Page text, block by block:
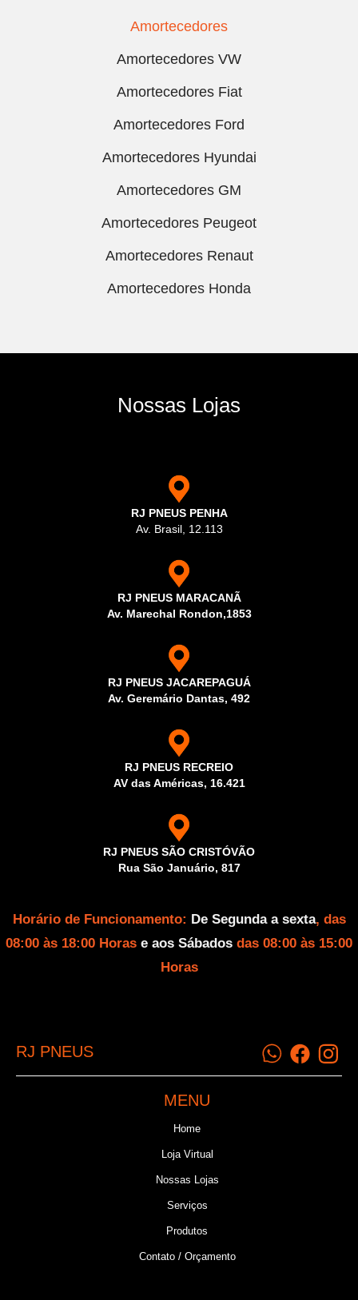
Amortecedores
Amortecedores VW
Amortecedores Fiat
Amortecedores Ford
Amortecedores Hyundai
Amortecedores GM
Amortecedores Peugeot
Amortecedores Renaut
Amortecedores Honda
Nossas Lojas
RJ PNEUS PENHA
Av. Brasil, 12.113
RJ PNEUS MARACANÃ
Av. Marechal Rondon,1853
RJ PNEUS JACAREPAGUÁ
Av. Geremário Dantas, 492
RJ PNEUS RECREIO
AV das Américas, 16.421
RJ PNEUS SÃO CRISTÓVÃO
Rua São Januário, 817
Horário de Funcionamento: De Segunda a sexta, das
08:00 às 18:00 Horas e aos Sábados das 08:00 às 15:00
Horas
RJ PNEUS
MENU
Home
Loja Virtual
Nossas Lojas
Serviços
Produtos
Contato / Orçamento